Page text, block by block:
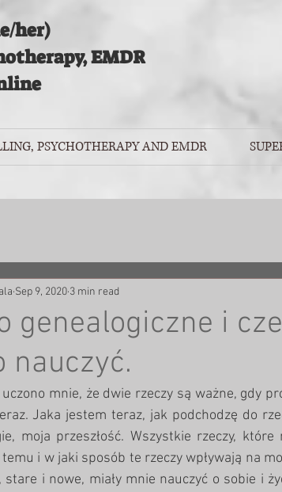
her)
EMDR
PSYCHOTHERAPY AND EMDR
genealogiczne i
nauczyć.
Sep 9, 2020 3 min read
mnie, że dwie rzeczy są ważne, gdy
Jaka jestem teraz, jak podchodzę do
moja przeszłość. Wszystkie rzeczy,
i w jaki sposób te rzeczy wpływają na
stare i nowe, miały mnie nauczyć o sobie i